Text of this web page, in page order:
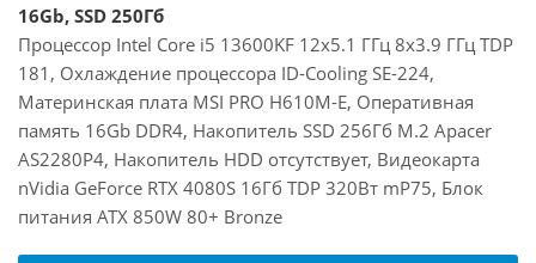
16Gb, SSD 250Гб
Процессор Intel Core i5 13600KF 12x5.1 ГГц 8x3.9 ГГц TDP
181, Охлаждение процессора ID-Cooling SE-224,
Материнская плата MSI PRO H610M-E, Оперативная
память 16Gb DDR4, Накопитель SSD 256Гб M.2 Apacer
AS2280P4, Накопитель HDD отсутствует, Видеокарта
nVidia GeForce RTX 4080S 16Гб TDP 320Вт mP75, Блок
питания ATX 850W 80+ Bronze